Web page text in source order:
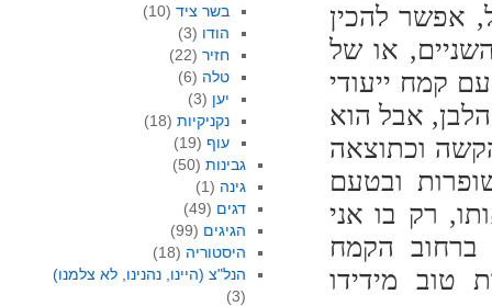
אפשר להכין
או של
קמח ייעודי
אבל הוא
וכתוצאה
ובטעם
רק בו אני
הקמח
טוב מידידו
בשר ציד (10)
הודו (3)
חזיר (22)
טלה (6)
יען (3)
נקניקיות (18)
עוף (19)
גבינות(50)
גינה (1)
דגים (49)
הגיגים (99)
היסטוריה (18)
הנל"צ (היינו, נהנינו, לא צלמנו)
(3)